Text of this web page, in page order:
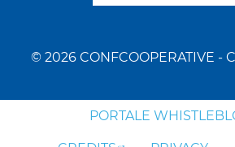
© 2026 CONFCOOPERATIVE -
PORTALE